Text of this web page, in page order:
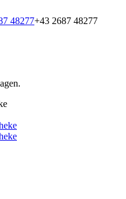
48277+43 2687 48277